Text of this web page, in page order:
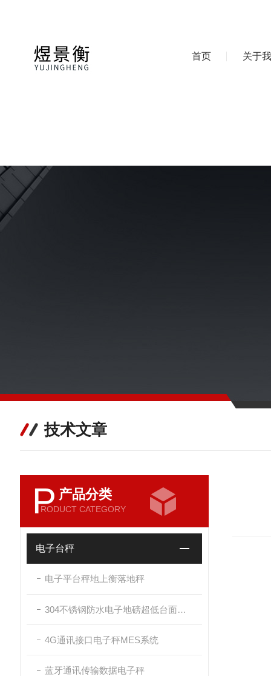
首页 关于
技术文章
P 产品分类
RODUCT CATEGORY
电子台秤
电子平台秤地上衡落地秤
304不锈钢防水电子地磅超低台面带斜坡
4G通讯接口电子秤MES系统
蓝牙通讯传输数据电子秤